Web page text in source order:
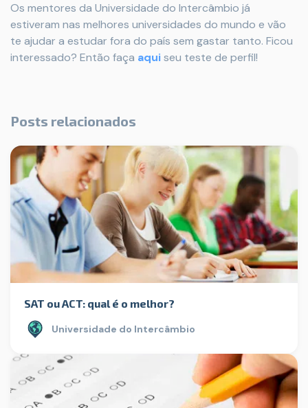
Os mentores da Universidade do Intercâmbio já
estiveram nas melhores universidades do mundo e vão
te ajudar a estudar fora do país sem gastar tanto. Ficou
interessado? Então faça aquiseu teste de perfil!
Posts relacionados
SAT ou ACT: qual é o melhor?
Universidade do Intercâmbio